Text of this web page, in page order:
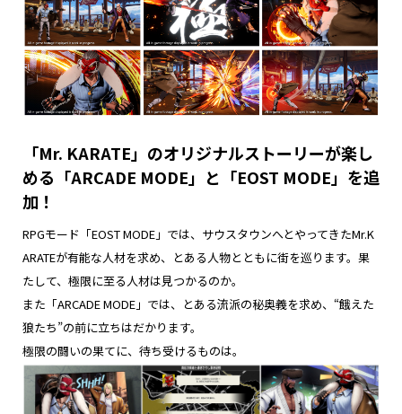
「Mr. KARATE」のオリジナルストーリーが楽し
める「ARCADE MODE」と「EOST MODE」を追
加！
RPGモード「EOST MODE」では、サウスタウンへとやってきたMr.K
ARATEが有能な人材を求め、とある人物とともに街を巡ります。果
たして、極限に至る人材は見つかるのか――。
また「ARCADE MODE」では、とある流派の秘奥義を求め、“餓えた
狼たち”の前に立ちはだかります。
極限の闘いの果てに、待ち受けるものは――。